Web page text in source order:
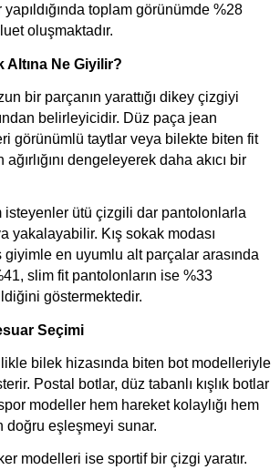
yapıldığında toplam görünümde %28
oluşmaktadır.
Altına Ne Giyilir?
bir parçanın yarattığı dikey çizgiyi
belirleyicidir. Düz paça jean
görünümlü taytlar veya bilekte biten fit
dengeleyerek daha akıcı bir
isteyenler ütü çizgili dar pantolonlarla
yakalayabilir. Kış sokak modası
giyimle en uyumlu alt parçalar arasında
slim fit pantolonların ise %33
göstermektedir.
Seçimi
bilek hizasında biten bot modelleriyle
Postal botlar, düz tabanlı kışlık botlar
modeller hem hareket kolaylığı hem
doğru eşleşmeyi sunar.
modelleri ise sportif bir çizgi yaratır.